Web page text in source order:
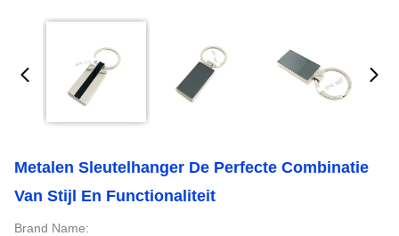
Metalen Sleutelhanger De Perfecte Combinatie
Van Stijl En Functionaliteit
Brand Name: